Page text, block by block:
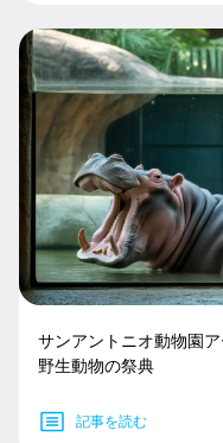
サンアントニオ動物園
野生動物の祭典
記事を読む